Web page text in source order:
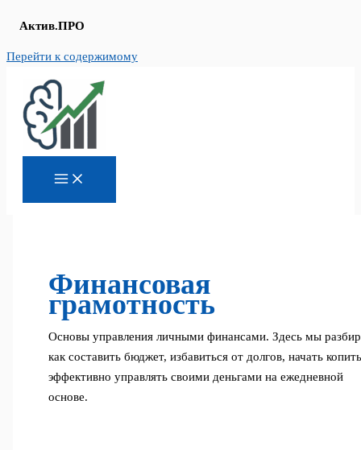
Актив.ПРО
Перейти к содержимому
Финансовая
грамотность
Основы управления личными финансами. Здесь мы
как составить бюджет, избавиться от долгов, начать
эффективно управлять своими деньгами на ежедневной
основе.